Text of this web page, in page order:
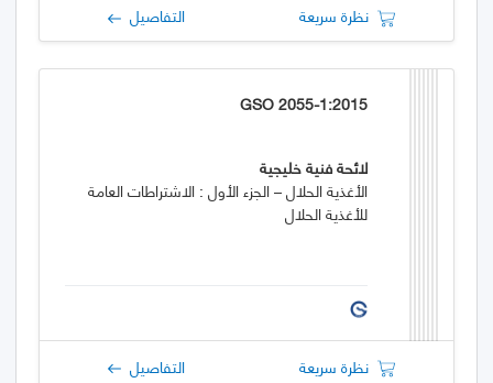
نظرة سريعة التفاصيل
GSO 2055-1:2015
لائحة فنية خليجية
الأغذية الحلال – الجزء الأول : الاشتراطات العامة
للأغذية الحلال
نظرة سريعة التفاصيل